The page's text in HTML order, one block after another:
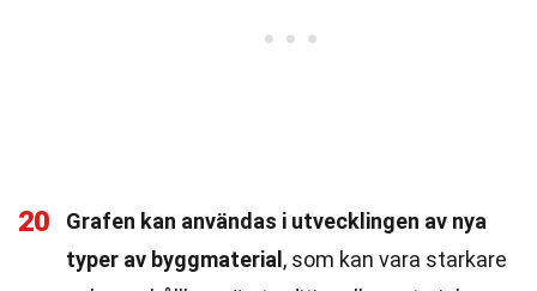
20
Grafen kan användas i utvecklingen av nya
typer av byggmaterial , som kan vara starkare